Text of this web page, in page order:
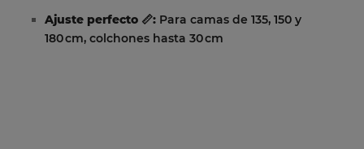
Ajuste perfecto 📏: Para camas de 135, 150 y
180 cm, colchones hasta 30 cm